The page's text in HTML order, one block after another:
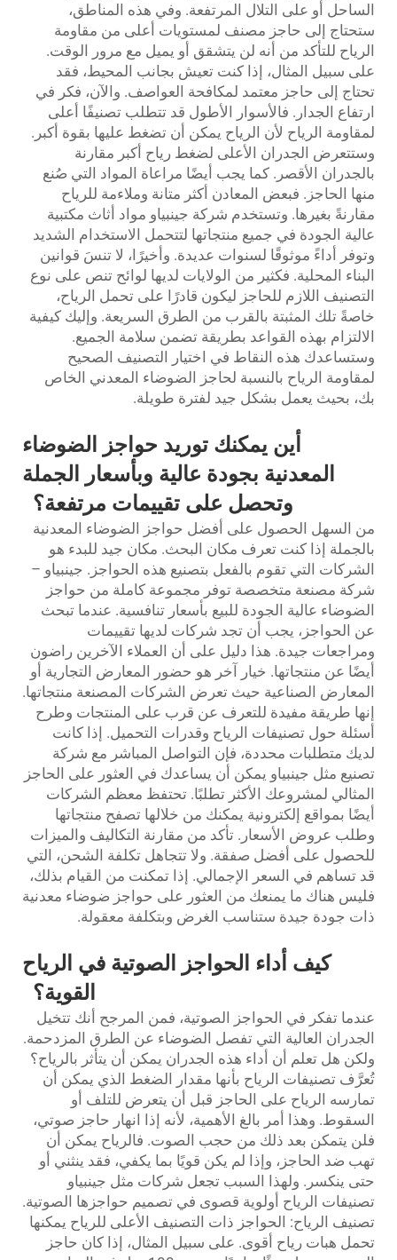
الساحل أو على التلال المرتفعة. وفي هذه المناطق،
ستحتاج إلى حاجز مصنف لمستويات أعلى من مقاومة
الرياح للتأكد من أنه لن يتشقق أو يميل مع مرور الوقت.
على سبيل المثال، إذا كنت تعيش بجانب المحيط، فقد
تحتاج إلى حاجز معتمد لمكافحة العواصف. والآن، فكر في
ارتفاع الجدار. فالأسوار الأطول قد تتطلب تصنيفًا أعلى
لمقاومة الرياح لأن الرياح يمكن أن تضغط عليها بقوة أكبر.
وستتعرض الجدران الأعلى لضغط رياح أكبر مقارنة
بالجدران الأقصر. كما يجب أيضًا مراعاة المواد التي صُنع
منها الحاجز. فبعض المعادن أكثر متانة وملاءمة للرياح
مقارنةً بغيرها. وتستخدم شركة جينبياو مواد أثاث مكتبية
عالية الجودة في جميع منتجاتها لتتحمل الاستخدام الشديد
وتوفر أداءً موثوقًا لسنوات عديدة. وأخيرًا، لا تنسَ قوانين
البناء المحلية. فكثير من الولايات لديها لوائح تنص على نوع
التصنيف اللازم للحاجز ليكون قادرًا على تحمل الرياح،
خاصةً تلك المثبتة بالقرب من الطرق السريعة. وإليك كيفية
الالتزام بهذه القواعد بطريقة تضمن سلامة الجميع.
وستساعدك هذه النقاط في اختيار التصنيف الصحيح
لمقاومة الرياح بالنسبة لحاجز الضوضاء المعدني الخاص
بك، بحيث يعمل بشكل جيد لفترة طويلة.
أين يمكنك توريد حواجز الضوضاء
المعدنية بجودة عالية وبأسعار الجملة
وتحصل على تقييمات مرتفعة؟
من السهل الحصول على أفضل حواجز الضوضاء المعدنية
بالجملة إذا كنت تعرف مكان البحث. مكان جيد للبدء هو
الشركات التي تقوم بالفعل بتصنيع هذه الحواجز. جينبياو –
شركة مصنعة متخصصة توفر مجموعة كاملة من حواجز
الضوضاء عالية الجودة للبيع بأسعار تنافسية. عندما تبحث
عن الحواجز، يجب أن تجد شركات لديها تقييمات
ومراجعات جيدة. هذا دليل على أن العملاء الآخرين راضون
أيضًا عن منتجاتها. خيار آخر هو حضور المعارض التجارية أو
المعارض الصناعية حيث تعرض الشركات المصنعة منتجاتها.
إنها طريقة مفيدة للتعرف عن قرب على المنتجات وطرح
أسئلة حول تصنيفات الرياح وقدرات التحميل. إذا كانت
لديك متطلبات محددة، فإن التواصل المباشر مع شركة
تصنيع مثل جينبياو يمكن أن يساعدك في العثور على الحاجز
المثالي لمشروعك الأكثر تطلبًا. تحتفظ معظم الشركات
أيضًا بمواقع إلكترونية يمكنك من خلالها تصفح منتجاتها
وطلب عروض الأسعار. تأكد من مقارنة التكاليف والميزات
للحصول على أفضل صفقة. ولا تتجاهل تكلفة الشحن، التي
قد تساهم في السعر الإجمالي. إذا تمكنت من القيام بذلك،
فليس هناك ما يمنعك من العثور على حواجز ضوضاء معدنية
ذات جودة جيدة ستناسب الغرض وبتكلفة معقولة.
كيف أداء الحواجز الصوتية في الرياح
القوية؟
عندما تفكر في الحواجز الصوتية، فمن المرجح أنك تتخيل
الجدران العالية التي تفصل الضوضاء عن الطرق المزدحمة.
ولكن هل تعلم أن أداء هذه الجدران يمكن أن يتأثر بالرياح؟
تُعرَّف تصنيفات الرياح بأنها مقدار الضغط الذي يمكن أن
تمارسه الرياح على الحاجز قبل أن يتعرض للتلف أو
السقوط. وهذا أمر بالغ الأهمية، لأنه إذا انهار حاجز صوتي،
فلن يتمكن بعد ذلك من حجب الصوت. فالرياح يمكن أن
تهب ضد الحاجز، وإذا لم يكن قويًا بما يكفي، فقد ينثني أو
حتى ينكسر. ولهذا السبب تجعل شركات مثل جينبياو
تصنيفات الرياح أولوية قصوى في تصميم حواجزها الصوتية.
تصنيف الرياح: الحواجز ذات التصنيف الأعلى للرياح يمكنها
تحمل هبات رياح أقوى. على سبيل المثال، إذا كان حاجز